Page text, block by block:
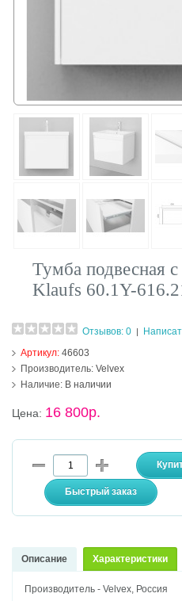
Тумба подвесная
Klaufs 60.1Y-
Отзывов: 0
Артикул:46603
Производитель: Velvex
Наличие: В наличии
Цена: 16 800р.
Описание Характеристики
Производитель - Velvex, Россия